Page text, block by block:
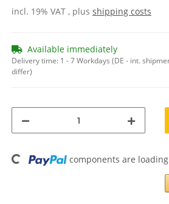
incl. 19% VAT , plus shipping costs
Available immediately
Delivery time: 1 - 7 Workdays (DE - int.
differ)
Loading... components are